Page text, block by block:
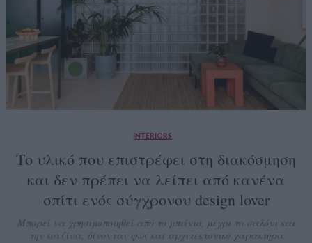
INTERIORS
Το υλικό που επιστρέφει στη διακόσμηση
και δεν πρέπει να λείπει από κανένα
σπίτι ενός σύγχρονου design lover
Μπορεί να χρησιμοποιηθεί από το μπάνιο, μέχρι το σαλόνι και
την κουζίνα, δίνοντας φως και αρχιτεκτονικό χαρακτήρα